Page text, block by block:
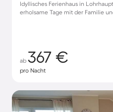
Idyllisches Ferienhaus in
erholsame Tage mit der Familie
ab 367 €
pro Nacht